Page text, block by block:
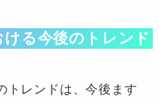
る今後のトレンド
トレンドは、今後ます